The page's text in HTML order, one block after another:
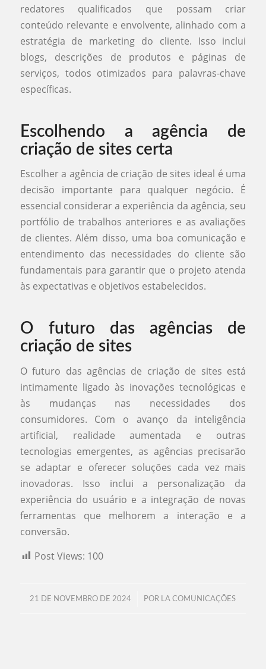
redatores qualificados que possam criar
conteúdo relevante e envolvente, alinhado com a
estratégia de marketing do cliente. Isso inclui
blogs, descrições de produtos e páginas de
serviços, todos otimizados para palavras-chave
específicas.
Escolhendo a agência de
criação de sites certa
Escolher a agência de criação de sites ideal é uma
decisão importante para qualquer negócio. É
essencial considerar a experiência da agência, seu
portfólio de trabalhos anteriores e as avaliações
de clientes. Além disso, uma boa comunicação e
entendimento das necessidades do cliente são
fundamentais para garantir que o projeto atenda
às expectativas e objetivos estabelecidos.
O futuro das agências de
criação de sites
O futuro das agências de criação de sites está
intimamente ligado às inovações tecnológicas e
às mudanças nas necessidades dos
consumidores. Com o avanço da inteligência
artificial, realidade aumentada e outras
tecnologias emergentes, as agências precisarão
se adaptar e oferecer soluções cada vez mais
inovadoras. Isso inclui a personalização da
experiência do usuário e a integração de novas
ferramentas que melhorem a interação e a
conversão.
Post Views: 100
21 DE NOVEMBRO DE 2024
/ POR LA COMUNICAÇÕES